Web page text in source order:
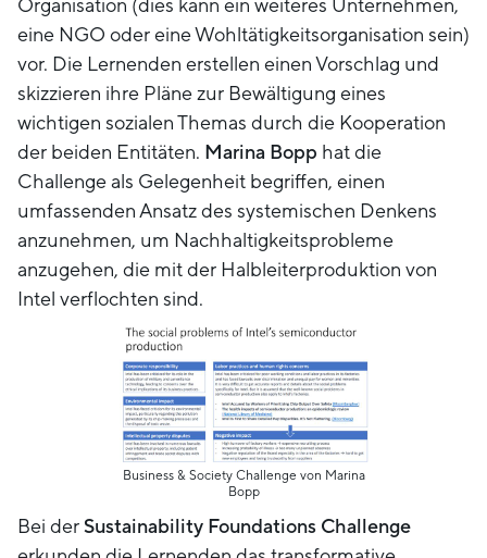
Organisation (dies kann ein weiteres Unternehmen,
eine NGO oder eine Wohltätigkeitsorganisation sein)
vor. Die Lernenden erstellen einen Vorschlag und
skizzieren ihre Pläne zur Bewältigung eines
wichtigen sozialen Themas durch die Kooperation
der beiden Entitäten. Marina Bopp hat die
Challenge als Gelegenheit begriffen, einen
umfassenden Ansatz des systemischen Denkens
anzunehmen, um Nachhaltigkeitsprobleme
anzugehen, die mit der Halbleiterproduktion von
Intel verflochten sind.
Business & Society Challenge von Marina
Bopp
Bei derSustainability Foundations Challenge